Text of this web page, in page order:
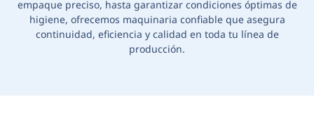
empaque preciso, hasta garantizar condiciones óptimas de
higiene, ofrecemos maquinaria confiable que asegura
continuidad, eficiencia y calidad en toda tu línea de
producción.